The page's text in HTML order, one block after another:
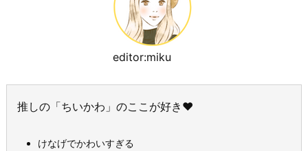
editor:miku
推しの「ちいかわ」のここが好き♥
けなげでかわいすぎる